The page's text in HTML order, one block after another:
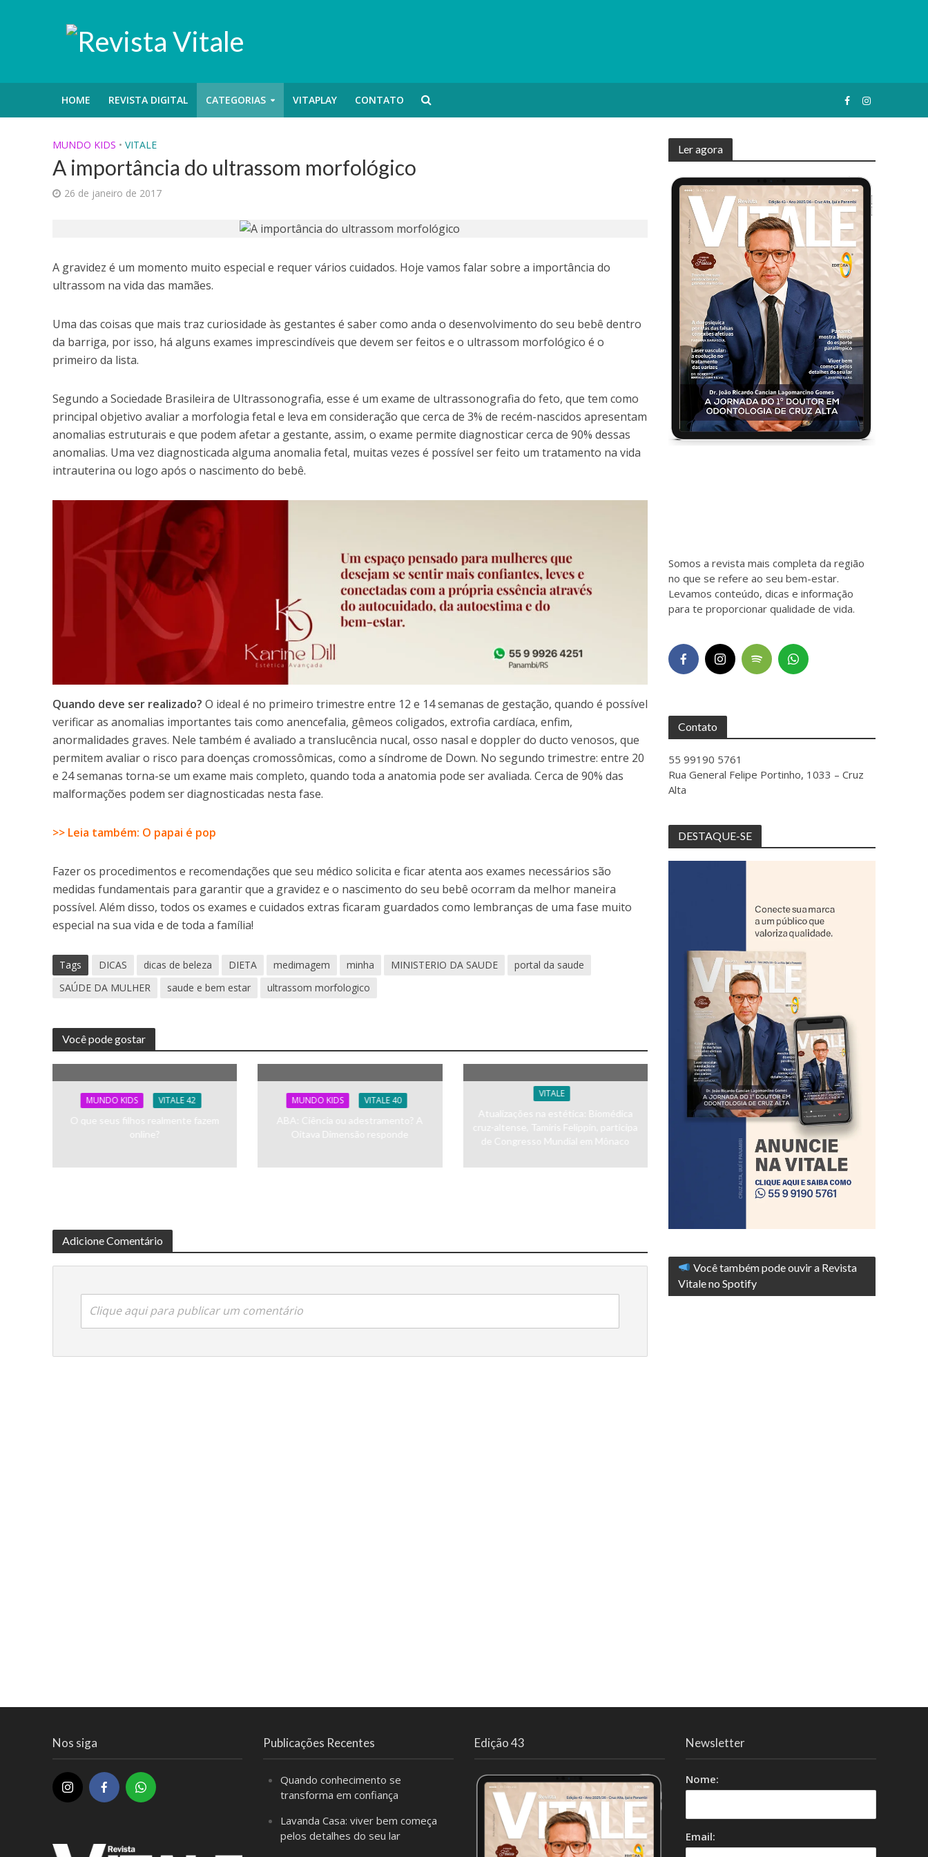
HOME REVISTA DIGITAL CATEGORIAS VITAPLAY CONTATO
MUNDO KIDS • VITALE
A importância do ultrassom morfológico
26 de janeiro de 2017
A gravidez é um momento muito especial e requer vários cuidados. Hoje vamos falar sobre a importância do
ultrassom na vida das mamães.
Uma das coisas que mais traz curiosidade às gestantes é saber como anda o desenvolvimento do seu bebê dentro
da barriga, por isso, há alguns exames imprescindíveis que devem ser feitos e o ultrassom morfológico é o
primeiro da lista.
Segundo a Sociedade Brasileira de Ultrassonografia, esse é um exame de ultrassonografia do feto, que tem como
principal objetivo avaliar a morfologia fetal e leva em consideração que cerca de 3% de recém-nascidos apresentam
anomalias estruturais e que podem afetar a gestante, assim, o exame permite diagnosticar cerca de 90% dessas
anomalias. Uma vez diagnosticada alguma anomalia fetal, muitas vezes é possível ser feito um tratamento na vida
intrauterina ou logo após o nascimento do bebê.
Quando deve ser realizado? O ideal é no primeiro trimestre entre 12 e 14 semanas de gestação, quando é possível
verificar as anomalias importantes tais como anencefalia, gêmeos coligados, extrofia cardíaca, enfim,
anormalidades graves. Nele também é avaliado a translucência nucal, osso nasal e doppler do ducto venosos, que
permitem avaliar o risco para doenças cromossômicas, como a síndrome de Down. No segundo trimestre: entre 20
e 24 semanas torna-se um exame mais completo, quando toda a anatomia pode ser avaliada. Cerca de 90% das
malformações podem ser diagnosticadas nesta fase.
>> Leia também: O papai é pop
Fazer os procedimentos e recomendações que seu médico solicita e ficar atenta aos exames necessários são
medidas fundamentais para garantir que a gravidez e o nascimento do seu bebê ocorram da melhor maneira
possível. Além disso, todos os exames e cuidados extras ficaram guardados como lembranças de uma fase muito
especial na sua vida e de toda a família!
Tags DICAS dicas de beleza DIETA medimagem minha MINISTERIO DA SAUDE
portal da saude
SAÚDE DA MULHER
saude e bem estar ultrassom morfologico
Você pode gostar
MUNDO KIDS
VITALE 42
O que seus filhos realmente fazem
online?
MUNDO KIDS
VITALE 40
ABA: Ciência ou adestramento? A
Oitava Dimensão responde
VITALE
Atualizações na estética: Biomédica
cruz-altense, Tamiris Felippin, participa
de Congresso Mundial em Mônaco
Adicione Comentário
Clique aqui para publicar um comentário
Ler agora
Somos a revista mais completa da região
no que se refere ao seu bem-estar.
Levamos conteúdo, dicas e informação
para te proporcionar qualidade de vida.
Contato
55 99190 5761
Rua General Felipe Portinho, 1033 – Cruz
Alta
DESTAQUE-SE
Você também pode ouvir a Revista
Vitale no Spotify
Nos siga Publicações Recentes
Quando conhecimento se
transforma em confiança
Lavanda Casa: viver bem começa
pelos detalhes do seu lar
Edição 43 Newsletter
Nome:
Email: